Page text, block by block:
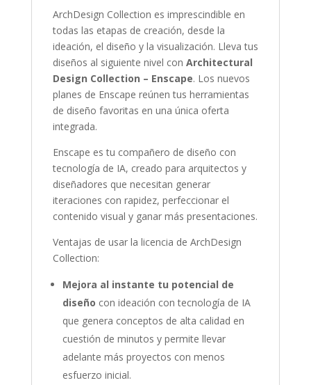
ArchDesign Collection es imprescindible en
todas las etapas de creación, desde la
ideación, el diseño y la visualización. Lleva tus
diseños al siguiente nivel con Architectural
Design Collection – Enscape. Los nuevos
planes de Enscape reúnen tus herramientas
de diseño favoritas en una única oferta
integrada.
Enscape es tu compañero de diseño con
tecnología de IA, creado para arquitectos y
diseñadores que necesitan generar
iteraciones con rapidez, perfeccionar el
contenido visual y ganar más presentaciones.
Ventajas de usar la licencia de ArchDesign
Collection:
Mejora al instante tu potencial de
diseño con ideación con tecnología de IA
que genera conceptos de alta calidad en
cuestión de minutos y permite llevar
adelante más proyectos con menos
esfuerzo inicial.